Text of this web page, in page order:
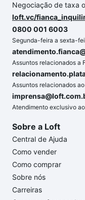
Negociação de taxa
loft.vc/
0800 001 6003
Segunda-feira a sexta-
Assuntos relacionados a
Assuntos relacionados
Atendimento exclusivo
Sobre a Loft
Central de Ajuda
Como vender
Como comprar
Sobre nós
Carreiras